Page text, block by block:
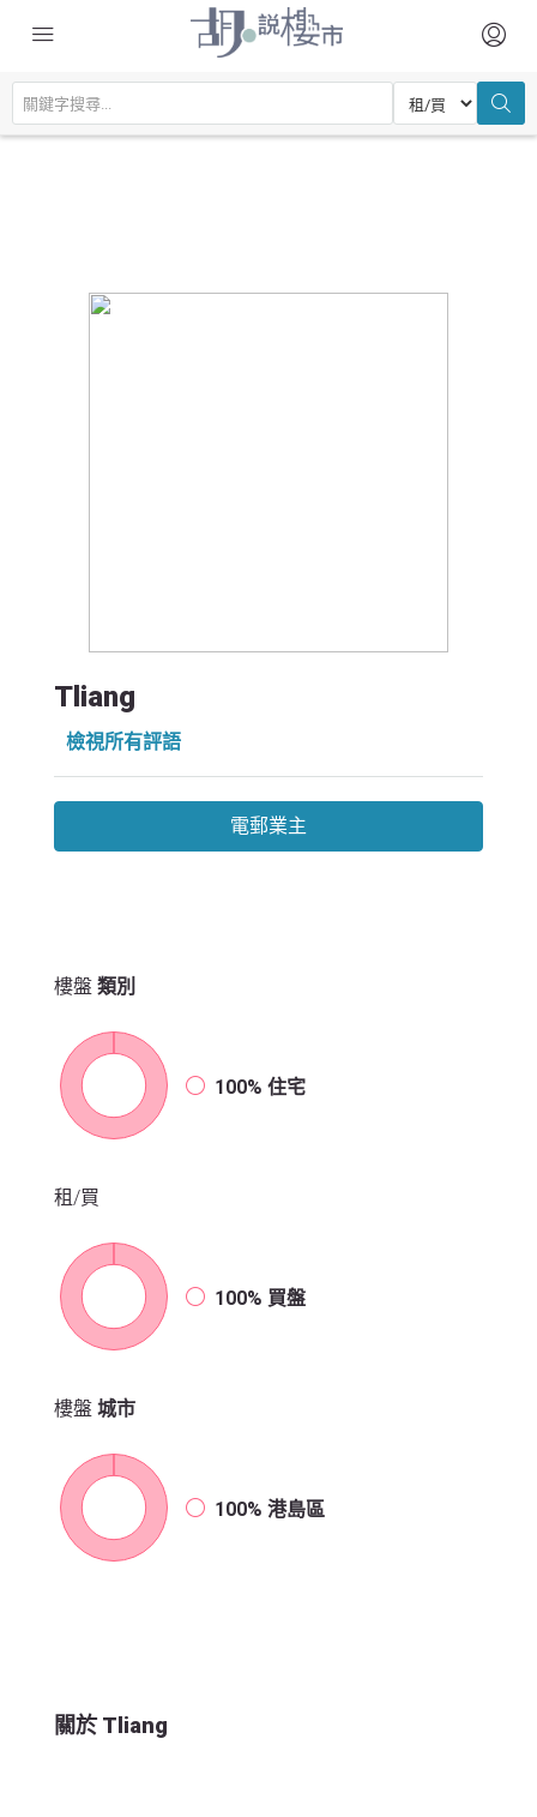
Tliang
檢視所有評語
電郵業主
樓盤 類別
100% 住宅
租/買
100% 買盤
樓盤 城市
100% 港島區
關於 Tliang